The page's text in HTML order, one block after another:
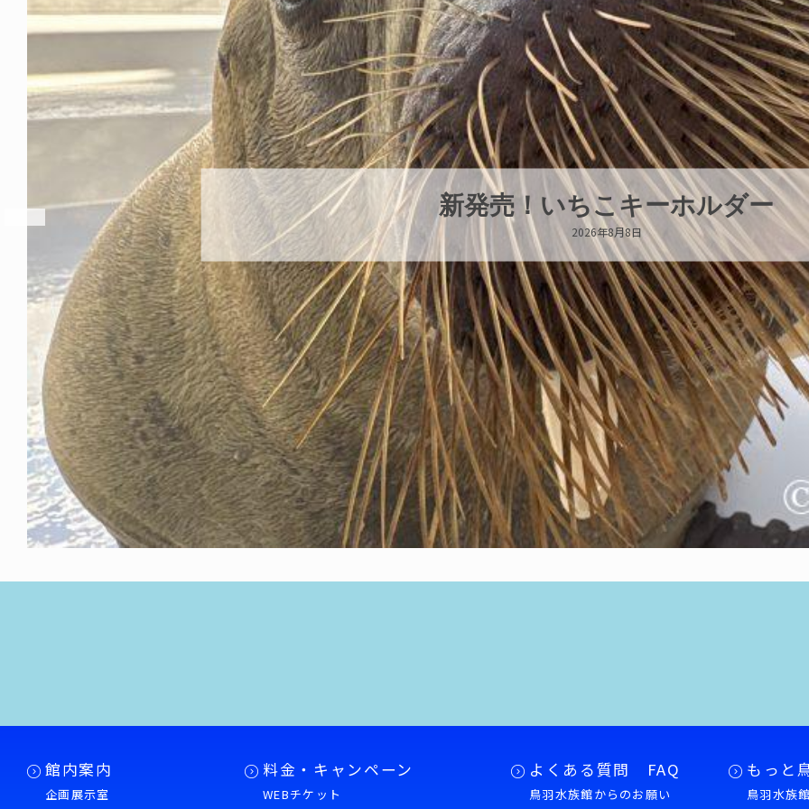
パラオオウムガイが交接していま
2026年8月7日
館内案内
企画展示室
料金・キャンペーン
WEBチケット
よくある質問 FAQ
鳥羽水族館からのお願い
もっと
鳥羽水族